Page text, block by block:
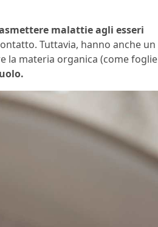
malattie agli esseri
Tuttavia, hanno anche un
la materia organica (come foglie